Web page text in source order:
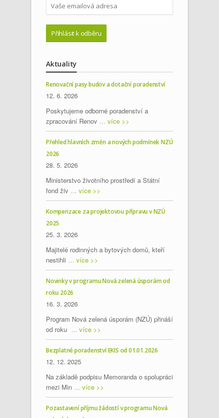
Aktuality
Renovační pasy budov a dotační poradenství
12. 6. 2026
Poskytujeme odborné poradenství a
zpracování Renov ... více >>
Přehled hlavních změn a nových podmínek NZÚ
2026
28. 5. 2026
Ministerstvo životního prostředí a Státní
fond živ ... více >>
Kompenzace za projektovou přípravu v NZÚ
2025
25. 3. 2026
Majitelé rodinných a bytových domů, kteří
nestihli ... více >>
Novinky v programu Nová zelená úsporám od
roku 2026
16. 3. 2026
Program Nová zelená úsporám (NZÚ) přináší
od roku ... více >>
Bezplatné poradenství EKIS od 01.01.2026
12. 12. 2025
Na základě podpisu Memoranda o spolupráci
mezi Min ... více >>
Pozastavení příjmu žádostí v programu Nová